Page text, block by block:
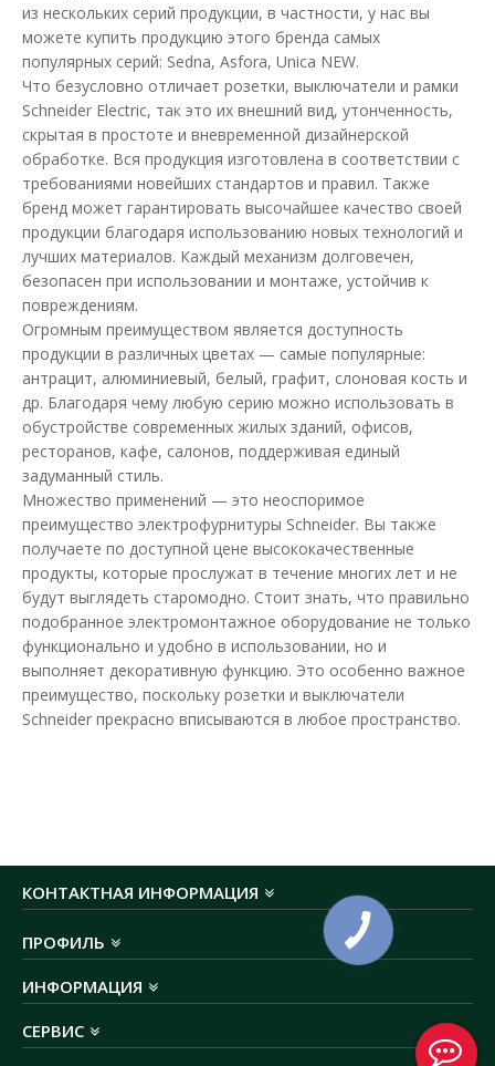
Автоматический выключатель Schneider 6кА C 1p
63А Resi9
Доступность: В наличии
Серия модульных автоматических выключателей
Schneider Resi9 предназначена для применения ..
388.75 грн
В КОРЗИНУ
В сравнения
В закладки
из нескольких серий продукции, в частности, у нас вы
можете купить продукцию этого бренда самых
популярных серий: Sedna, Asfora, Unica NEW.
Что безусловно отличает розетки, выключатели и рамки
Schneider Electric, так это их внешний вид, утонченность,
скрытая в простоте и вневременной дизайнерской
обработке. Вся продукция изготовлена в соответствии с
требованиями новейших стандартов и правил. Также
бренд может гарантировать высочайшее качество своей
продукции благодаря использованию новых технологий и
лучших материалов. Каждый механизм долговечен,
безопасен при использовании и монтаже, устойчив к
повреждениям.
Огромным преимуществом является доступность
продукции в различных цветах — самые популярные:
антрацит, алюминиевый, белый, графит, слоновая кость и
др. Благодаря чему любую серию можно использовать в
обустройстве современных жилых зданий, офисов,
ресторанов, кафе, салонов, поддерживая единый
задуманный стиль.
Множество применений — это неоспоримое
преимущество электрофурнитуры Schneider. Вы также
получаете по доступной цене высококачественные
продукты, которые прослужат в течение многих лет и не
будут выглядеть старомодно. Стоит знать, что правильно
подобранное электромонтажное оборудование не только
функционально и удобно в использовании, но и
выполняет декоративную функцию. Это особенно важное
преимущество, поскольку розетки и выключатели
Schneider прекрасно вписываются в любое пространство.
КОНТАКТНАЯ ИНФОРМАЦИЯ
ПРОФИЛЬ
ИНФОРМАЦИЯ
СЕРВИС